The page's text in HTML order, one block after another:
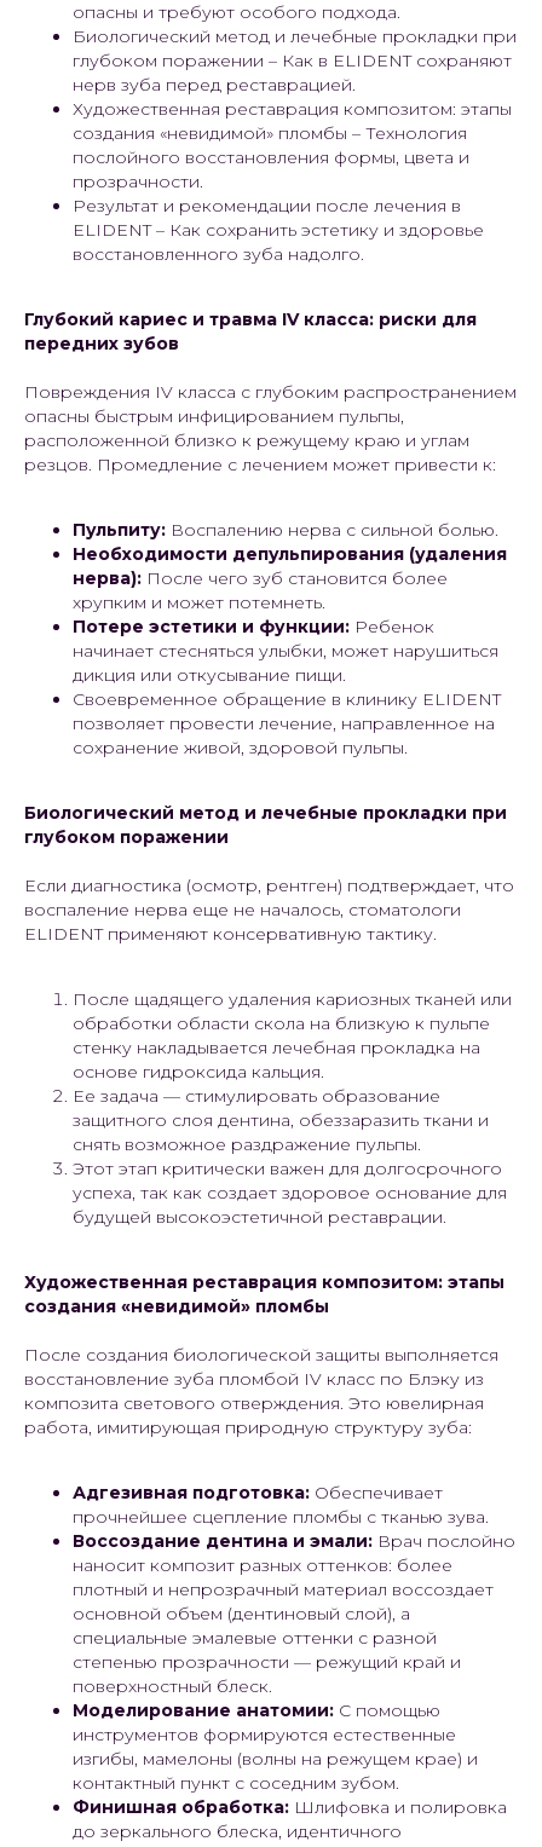
опасны и требуют особого подхода.
Биологический метод и лечебные прокладки при
глубоком поражении – Как в ELIDENT сохраняют
нерв зуба перед реставрацией.
Художественная реставрация композитом: этапы
создания «невидимой» пломбы – Технология
послойного восстановления формы, цвета и
прозрачности.
Результат и рекомендации после лечения в
ELIDENT – Как сохранить эстетику и здоровье
восстановленного зуба надолго.
Глубокий кариес и травма IV класса: риски для
передних зубов
Повреждения IV класса с глубоким распространением
опасны быстрым инфицированием пульпы,
расположенной близко к режущему краю и углам
резцов. Промедление с лечением может привести к:
Пульпиту: Воспалению нерва с сильной болью.
Необходимости депульпирования (удаления
нерва): После чего зуб становится более
хрупким и может потемнеть.
Потере эстетики и функции: Ребенок
начинает стесняться улыбки, может нарушиться
дикция или откусывание пищи.
Своевременное обращение в клинику ELIDENT
позволяет провести лечение, направленное на
сохранение живой, здоровой пульпы.
Биологический метод и лечебные прокладки при
глубоком поражении
Если диагностика (осмотр, рентген) подтверждает, что
воспаление нерва еще не началось, стоматологи
ELIDENT применяют консервативную тактику.
После щадящего удаления кариозных тканей или
обработки области скола на близкую к пульпе
стенку накладывается лечебная прокладка на
основе гидроксида кальция.
Ее задача — стимулировать образование
защитного слоя дентина, обеззаразить ткани и
снять возможное раздражение пульпы.
Этот этап критически важен для долгосрочного
успеха, так как создает здоровое основание для
будущей высокоэстетичной реставрации.
Художественная реставрация композитом: этапы
создания «невидимой» пломбы
После создания биологической защиты выполняется
восстановление зуба пломбой IV класс по Блэку из
композита светового отверждения. Это ювелирная
работа, имитирующая природную структуру зуба:
Адгезивная подготовка: Обеспечивает
прочнейшее сцепление пломбы с тканью зува.
Воссоздание дентина и эмали: Врач послойно
наносит композит разных оттенков: более
плотный и непрозрачный материал воссоздает
основной объем (дентиновый слой), а
специальные эмалевые оттенки с разной
степенью прозрачности — режущий край и
поверхностный блеск.
Моделирование анатомии: С помощью
инструментов формируются естественные
изгибы, мамелоны (волны на режущем крае) и
контактный пункт с соседним зубом.
Финишная обработка: Шлифовка и полировка
до зеркального блеска, идентичного